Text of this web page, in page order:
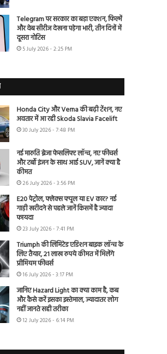
Telegram पर सरकार का बड़ा एक्शन, फिल्में
और वेब सीरीज देखना पड़ेगा भारी, तीन दिनों में
दूसरा नोटिस
5 July 2026 - 2:25 PM
Honda City और Verna की बढ़ी टेंशन, नए
अवतार में आ रही Skoda Slavia Facelift
30 July 2026 - 7:48 PM
नई मारुति ब्रेजा फेसलिफ्ट लॉन्च, नए फीचर्स
और टर्बो इंजन के साथ आई SUV, जानें क्या है
कीमत
26 July 2026 - 3:56 PM
E20 पेट्रोल, फ्लेक्स फ्यूल या EV कार? नई
गाड़ी खरीदने से पहले जानें किसमें है ज्यादा
फायदा
23 July 2026 - 7:41 PM
Triumph की लिमिटेड एडिशन बाइक लॉन्च के
लिए तैयार, 21 लाख रुपये कीमत में मिलेंगे
प्रीमियम फीचर्स
16 July 2026 - 3:17 PM
जानिए Hazard Light का क्या काम है, कब
और कैसे करें इसका इस्तेमाल, ज्यादातर लोग
नहीं जानते सही तरीका
12 July 2026 - 6:14 PM